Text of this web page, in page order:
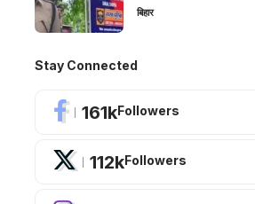
बिहार
Stay Connected
161kFollowers
112kFollowers